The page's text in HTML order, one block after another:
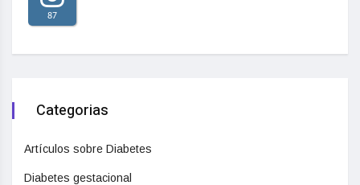
87
Categorias
Artículos sobre Diabetes
Diabetes gestacional